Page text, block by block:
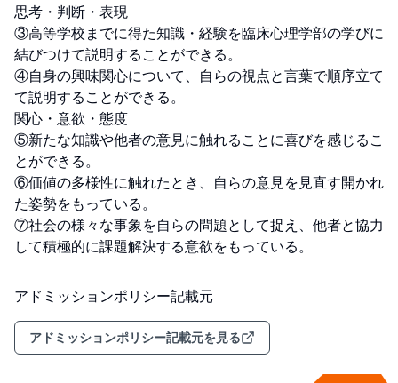
思考・判断・表現
③高等学校までに得た知識・経験を臨床心理学部の学びに
結びつけて説明することができる。
④自身の興味関心について、自らの視点と言葉で順序立て
て説明することができる。
関心・意欲・態度
⑤新たな知識や他者の意見に触れることに喜びを感じるこ
とができる。
⑥価値の多様性に触れたとき、自らの意見を見直す開かれ
た姿勢をもっている。
⑦社会の様々な事象を自らの問題として捉え、他者と協力
して積極的に課題解決する意欲をもっている。
アドミッションポリシー記載元
アドミッションポリシー記載元を見る